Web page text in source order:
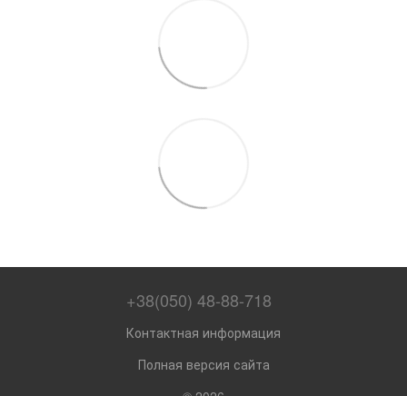
+38(050) 48-88-718
Контактная информация
Полная версия сайта